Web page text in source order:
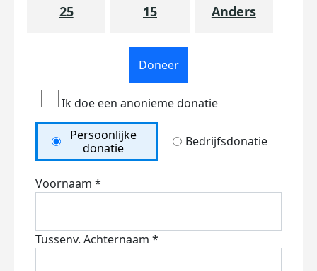
25 15 Anders
Doneer
Ik doe een anonieme donatie
Persoonlijke
donatie
Bedrijfsdonatie
Voornaam *
Tussenv. Achternaam *